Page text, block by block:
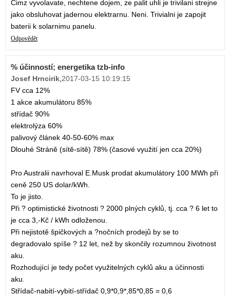
Cimz vyvolavate, nechtene dojem, ze palit uhli je trivilani strejne
jako obsluhovat jadernou elektrarnu. Neni. Trivialni je zapojit
baterii k solarnimu panelu.
Odpovědět
% účinností; energetika tzb-info
Josef Hrncirik 2017-03-15 10:19:15
FV cca 12%
1 akce akumulátoru 85%
střídač 90%
elektrolýza 60%
palivový článek 40-50-60% max
Dlouhé Stráně (sítě-sítě) 78% (časové využití jen cca 20%)
Pro Australii navrhoval E.Musk prodat akumulátory 100 MWh při
ceně 250 US dolar/kWh.
To je jisto.
Při ? optimistické životnosti ? 2000 plných cyklů, tj. cca ? 6 let to
je cca 3,-Kč / kWh odloženou.
Při nejistotě špičkových a ?nočních prodejů by se to
degradovalo spíše ? 12 let, než by skončily rozumnou životnost
aku.
Rozhodující je tedy počet využitelných cyklů aku a účinnosti
aku.
Střídač-nabití-vybití-střídač 0,9*0,9*,85*0,85 = 0,6